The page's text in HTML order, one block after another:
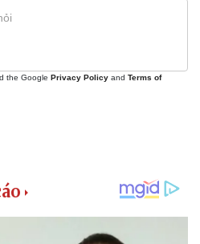
the Google Privacy Policy and Terms of